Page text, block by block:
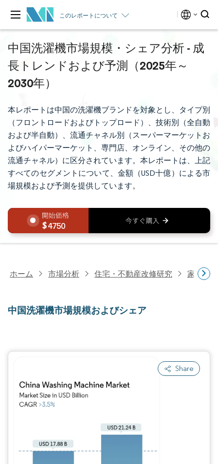
このレポートについて
中国洗濯機市場規模・シェア分析 - 成
長トレンドおよび予測（2025年～
2030年）
本レポートは中国の洗濯機ブランドを対象とし、タイプ別
（フロントロードおよびトップロード）、技術別（全自動
および半自動）、流通チャネル別（スーパーマーケットお
よびハイパーマーケット、専門店、オンライン、その他の
流通チャネル）に区分されています。本レポートは、上記
すべてのセグメントについて、金額（USD十億）による市
場規模および予測を提供しています。
4750
ホーム 市場分析 住宅・不動産改修研究 家電研究
中国洗濯機市場規模およびシェア
Share